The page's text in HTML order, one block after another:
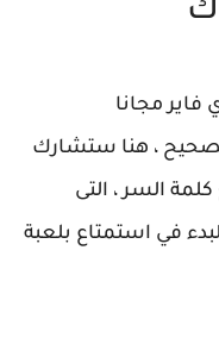
مجانا
، هنا ستشارك
السر ، التى
في استمتاع بلعبة